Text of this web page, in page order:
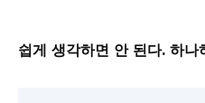
쉽게 생각하면 안 된다. 하나